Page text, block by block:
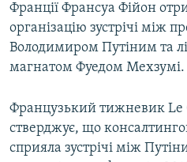
Усі сайти RFE/RL
Франції Франсуа Фійон
організацію зустрічі між
Володимиром Путіним та
магнатом Фуедом Мехзумі.
Французький тижневик Le
стверджує, що
сприяла зустрічі між